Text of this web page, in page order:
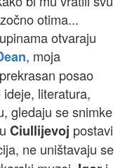
otima...
otvaraju
, moja
posao
literatura,
gledaju se snimke
Ciullijevoj postavi
ne uništavaju se